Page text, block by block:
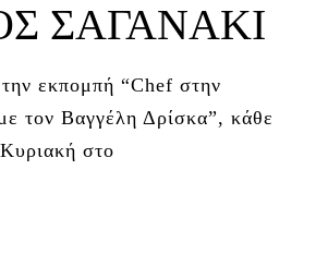
ΣΑΓΑΝΑΚΙ
εκπομπή “Chef στην
τον Βαγγέλη Δρίσκα”, κάθε
στο